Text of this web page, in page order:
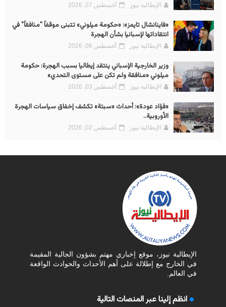
الإيطالية نيوز أغسطس 07, 2026
«فاينانشال تايمز»: «حكومة ميلوني» تتبنى موقفاً "منافقاً" في
انتقاداتها لإسبانيا بشأن الهجرة
الإيطالية نيوز أغسطس 06, 2026
وزير الخارجية الإسباني ينتقد إيطاليا بسبب الهجرة: حكومة
ميلوني «منافقة ولم تكن على مستوى التحدي»
الإيطالية نيوز أغسطس 03, 2026
«فؤاد عودة»: أحداث «سبتة» تكشف إخفاق سياسات الهجرة
الأوروبية..
الإيطالية نيوز أغسطس 02, 2026
الإيطالية نيوز، موقع إخباري مهتم بشؤون الجالية المقيمة
في الخارج مع إطلالة على أهم الأحداث والحوادث الواقعة
في العالم.
انظم إلينا عبر المنصات التالية